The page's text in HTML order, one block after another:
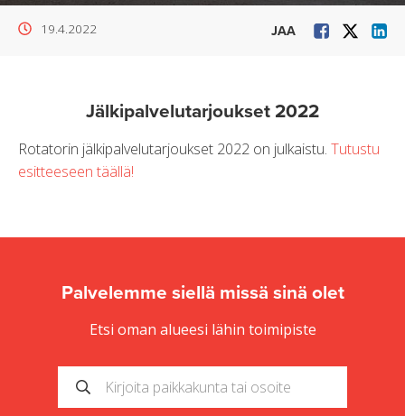
19.4.2022 JAA
Jälkipalvelutarjoukset 2022
Rotatorin jälkipalvelutarjoukset 2022 on julkaistu. Tutustu
esitteeseen täällä!
Palvelemme siellä missä sinä olet
Etsi oman alueesi lähin toimipiste